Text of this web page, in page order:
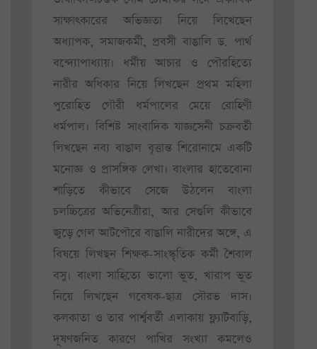
সাক্ষাৎকারের অভিজ্ঞতা নিয়ে লিখেছেন
অধ্যাপক, সমাজকর্মী, প্রবসী বাঙালি ড. পার্থ
বন্দ্যোপাধ্যায়। ধর্মীয় আচার ও পৌরহিত্যে
নারীর অধিকার নিয়ে লিখছেন প্রথম মহিলা
পুরোহিত গৌরী ধর্মপালের মেয়ে রোহিণী
ধর্মপাল। বিশিষ্ট সাংবাদিক যাজ্ঞসেনী চক্রবর্তী
লিখছেন নব্য বাঙাল বৃত্তান্ত শিরোনামে একটি
মনোজ্ঞ ও প্রাসঙ্গিক লেখা। বাংলার হাতেবোনা
শাড়িতে কীভাবে সেজে উঠলেন বাংলা
চলচ্চিত্রের অভিনেত্রীরা, আর সেগুলি কীভাবে
জুড়ে গেল আটপৌরে বাঙালি নারীদের অঙ্গে, এ
বিষয়ে লিখছন শিক্ষক-সাংস্কৃতিক কর্মী শৈবাল
বসু। বাংলা সাহিত্যে ভালো ভূত, খারাপ ভূত
নিয়ে লিখছেন গবেষক-ছাত্র সৌরভ দাস।
কলকাতা ও তার পার্শ্ববর্তী এলাকায় ফ্ল্যাটবাড়ি,
দূষণজনিত কারণে পাখির সংখ্যা কমলেও